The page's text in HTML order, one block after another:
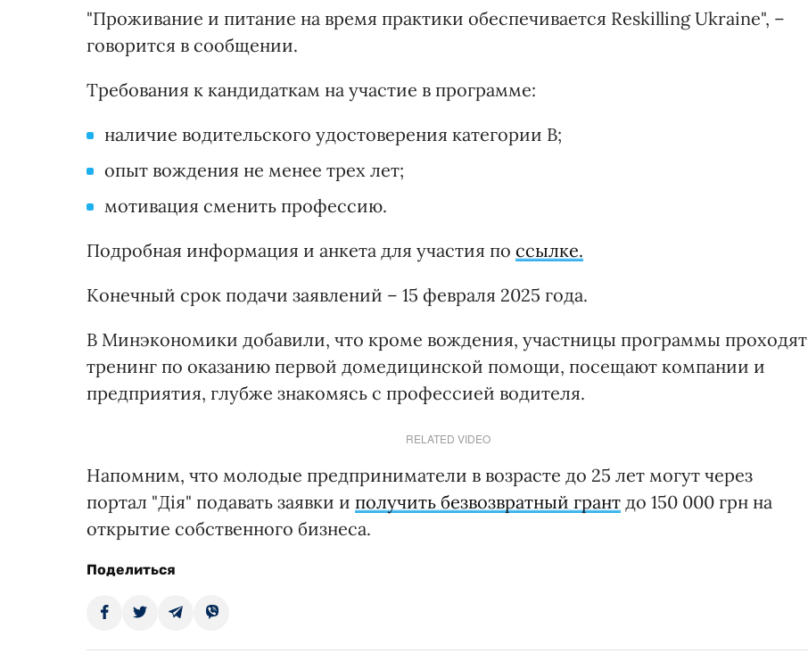
"Проживание и питание на время практики обеспечивается Reskilling Ukraine", –
говорится в сообщении.
Требования к кандидаткам на участие в программе:
наличие водительского удостоверения категории B;
опыт вождения не менее трех лет;
мотивация сменить профессию.
Подробная информация и анкета для участия по ссылке.
Конечный срок подачи заявлений – 15 февраля 2025 года.
В Минэкономики добавили, что кроме вождения, участницы программы проходят
тренинг по оказанию первой домедицинской помощи, посещают компании и
предприятия, глубже знакомясь с профессией водителя.
RELATED VIDEO
Напомним, что молодые предприниматели в возрасте до 25 лет могут через
портал "Дія" подавать заявки и получить безвозвратный грант до 150 000 грн на
открытие собственного бизнеса.
Поделиться